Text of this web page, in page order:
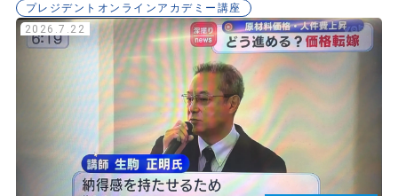
プレジデントオンラインアカデミー講座
2026.7.22